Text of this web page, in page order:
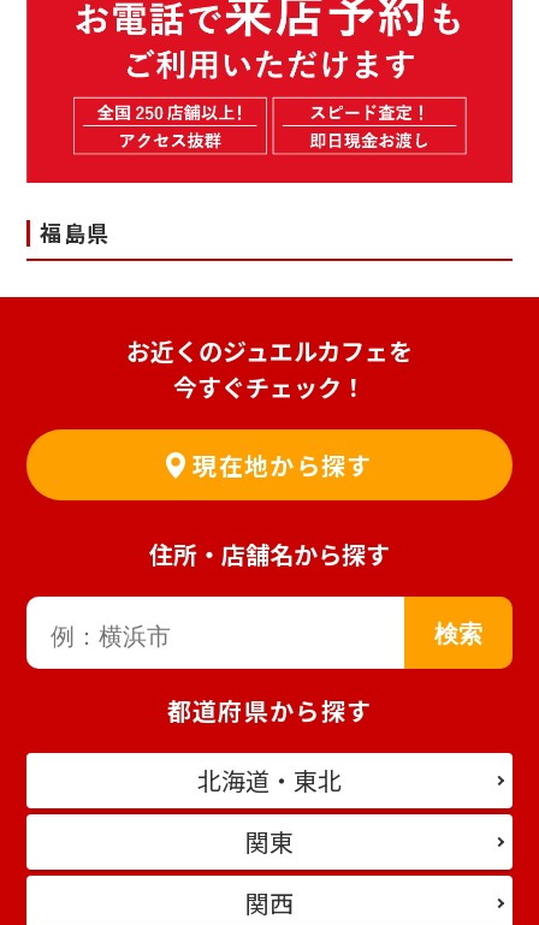
福島県
お近くのジュエルカフェを
今すぐチェック！
現在地から探す
住所・店舗名から探す
都道府県から探す
北海道・東北
関東
関西